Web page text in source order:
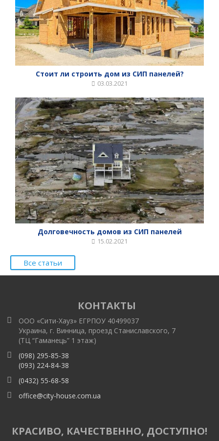
Стоит ли строить дом из СИП панелей?
03.03.2021
Долговечность домов из СИП панелей
15.02.2021
Все статьи
КОНТАКТЫ
ООО «Сити-Хауз» ЕГРПОУ 40499037
Украина, г. Винница, проезд Станиславского, 7
(ТЦ “Гаманець” 1 этаж)
(098) 295-85-38
(093) 224-84-38
(0432) 55-68-58
office@city-house.com.ua
КРАСИВО, КАЧЕСТВЕННО, ДОСТУПНО!